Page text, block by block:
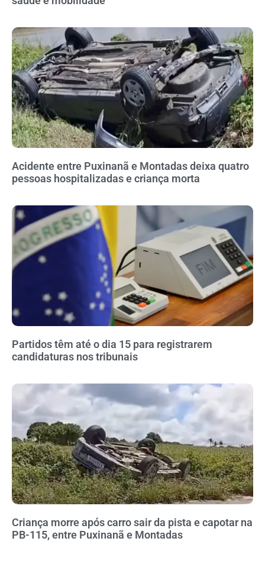
Acidente entre Puxinanã e Montadas deixa quatro
pessoas hospitalizadas e criança morta
Partidos têm até o dia 15 para registrarem
candidaturas nos tribunais
Criança morre após carro sair da pista e capotar na
PB-115, entre Puxinanã e Montadas